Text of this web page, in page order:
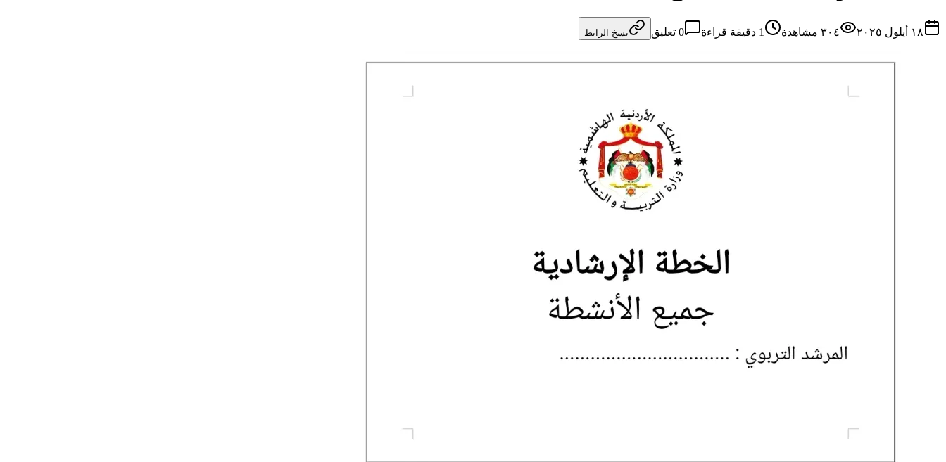
١٨ أيلول ٢٠٢٥ ٣٠٤ مشاهدة 1 دقيقة قراءة 0 تعليق نسخ الرابط